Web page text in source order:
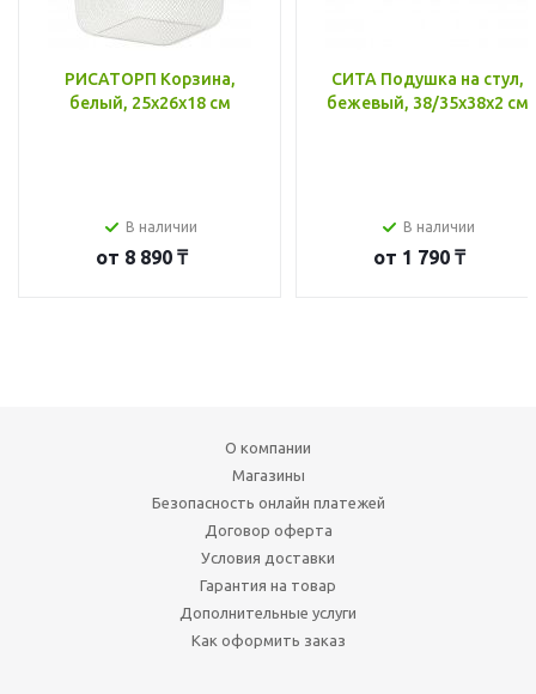
РИСАТОРП Корзина,
белый, 25x26x18 см
В наличии
от 8 890 ₸
СИТА Подушка на стул,
бежевый, 38/35x38x2 см
В наличии
от 1 790 ₸
О компании
Магазины
Безопасность онлайн платежей
Договор оферта
Условия доставки
Гарантия на товар
Дополнительные услуги
Как оформить заказ